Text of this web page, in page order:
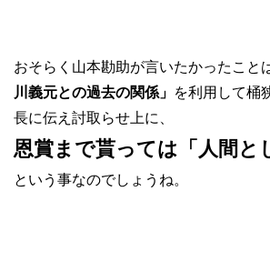
おそらく山本勘助が言いたかったこと
川義元との過去の関係」 を利用して桶
長に伝え討取らせ上に、
恩賞まで貰っては「人間と
という事なのでしょうね。